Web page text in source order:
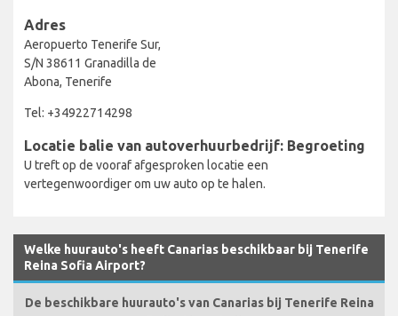
Adres
Aeropuerto Tenerife Sur,
S/N 38611 Granadilla de
Abona, Tenerife
Tel: +34922714298
Locatie balie van autoverhuurbedrijf: Begroeting
U treft op de vooraf afgesproken locatie een
vertegenwoordiger om uw auto op te halen.
Welke huurauto's heeft Canarias beschikbaar bij Tenerife
Reina Sofia Airport?
De beschikbare huurauto's van Canarias bij Tenerife Reina